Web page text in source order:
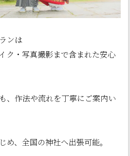
ンは
ク・写真撮影まで含まれた安心
、作法や流れを丁寧にご案内い
め、全国の神社へ出張可能。